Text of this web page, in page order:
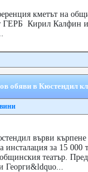
кметът на
ГЕРБ Кирил Калфин
обяви в Кюстендил
върви кърпене
инсталация за 15 000
театър.
Георги&ldquo...